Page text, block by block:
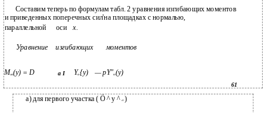
Составим теперь по формулам табл. 2 уравнения изгибающих моментов
и приведенных поперечных сил'на площадках с нормалью,
параллельной оси х.
Уравнение изгибающих моментов
Mxm(y) = D а I Ym{y) — pY"m(у)
61
а) для первого участка ( Ô ^ y ^d l )